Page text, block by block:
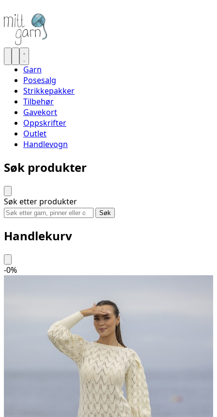
Garn
Posesalg
Strikkepakker
Tilbehør
Gavekort
Oppskrifter
Outlet
Handlevogn
Søk produkter
Søk etter produkter
Søk
Handlekurv
-0%